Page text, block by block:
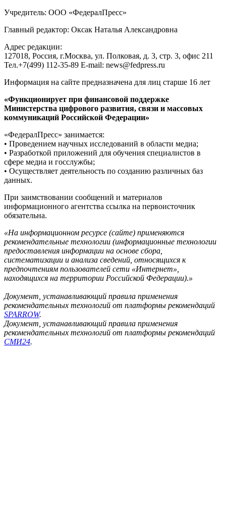
Учредитель: ООО «ФедералПресс»
Главный редактор: Оксак Наталья Александровна
Адрес редакции:
127018, Россия, г.Москва, ул. Полковая, д. 3, стр. 3, офис 211
Тел.+7(499) 112-35-89 E-mail: news@fedpress.ru
Информация на сайте предназначена для лиц старше 16 лет
«Функционирует при финансовой поддержке
Министерства цифрового развития, связи и массовых
коммуникаций Российской Федерации»
«ФедералПресс» занимается:
• Проведением научных исследований в области медиа;
• Разработкой приложений для обучения специалистов в
сфере медиа и госслужбы;
• Осуществляет деятельность по созданию различных баз
данных.
При заимствовании сообщений и материалов
информационного агентства ссылка на первоисточник
обязательна.
«На информационном ресурсе (сайте) применяются
рекомендательные технологии (информационные технологии
предоставления информации на основе сбора,
систематизации и анализа сведений, относящихся к
предпочтениям пользователей сети «Интернет»,
находящихся на территории Российской Федерации).»
Документ, устанавливающий правила применения
рекомендательных технологий от платформы рекомендаций
SPARROW.
Документ, устанавливающий правила применения
рекомендательных технологий от платформы рекомендаций
СМИ24.